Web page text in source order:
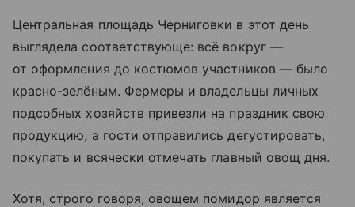
Центральная площадь Черниговки в этот день
выглядела соответствующе: всё вокруг —
от оформления до костюмов участников — было
красно-зелёным. Фермеры и владельцы личных
подсобных хозяйств привезли на праздник свою
продукцию, а гости отправились дегустировать,
покупать и всячески отмечать главный овощ дня.
Хотя, строго говоря, овощем помидор является